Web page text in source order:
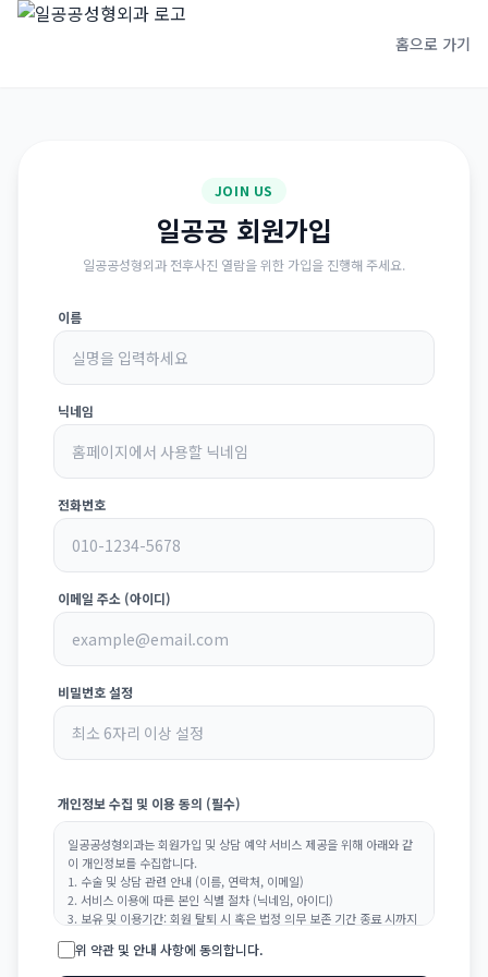
홈으로 가기
JOIN US
일공공 회원가입
일공공성형외과 전후사진 열람을 위한 가입을 진행해 주세요.
이름
닉네임
전화번호
이메일 주소 (아이디)
비밀번호 설정
개인정보 수집 및 이용 동의 (필수)
일공공성형외과는 회원가입 및 상담 예약 서비스 제공을 위해 아래와 같
이 개인정보를 수집합니다.
1. 수술 및 상담 관련 안내 (이름, 연락처, 이메일)
2. 서비스 이용에 따른 본인 식별 절차 (닉네임, 아이디)
3. 보유 및 이용기간: 회원 탈퇴 시 혹은 법정 의무 보존 기간 종료 시까지
위 약관 및 안내 사항에 동의합니다.